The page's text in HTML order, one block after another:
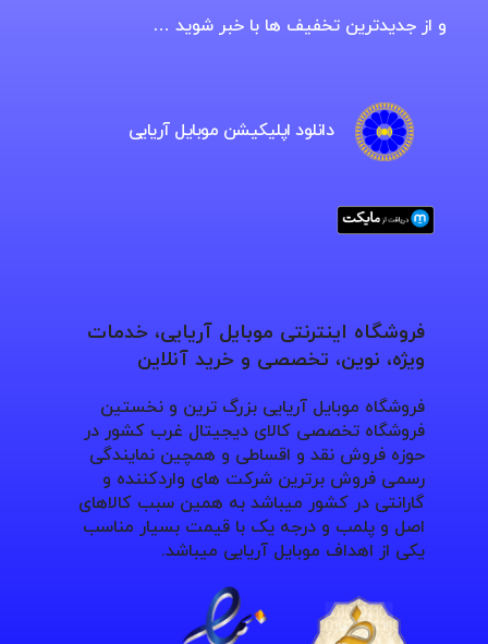
و از جدیدترین تخفیف ها با خبر شوید …
دانلود اپلیکیشن موبایل آریایی
فروشگاه اینترنتی موبایل آریایی، خدمات
ویژه، نوین، تخصصی و خرید آنلاین
فروشگاه موبایل آریایی بزرگ ترین و نخستین
فروشگاه تخصصی کالای دیجیتال غرب کشور در
حوزه فروش نقد و اقساطی و همچین نمایندگی
رسمی فروش برترین شرکت های واردکننده و
گارانتی در کشور میباشد به همین سبب کالاهای
اصل و پلمب و درجه یک با قیمت بسیار مناسب
یکی از اهداف موبایل آریایی میباشد.